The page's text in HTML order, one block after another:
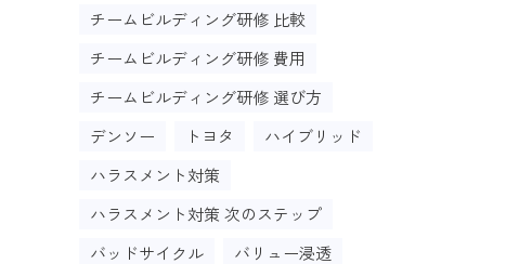
チームビルディング研修 比較
チームビルディング研修 費用
チームビルディング研修 選び方
デンソー
トヨタ
ハイブリッド
ハラスメント対策
ハラスメント対策 次のステップ
バッドサイクル
バリュー浸透